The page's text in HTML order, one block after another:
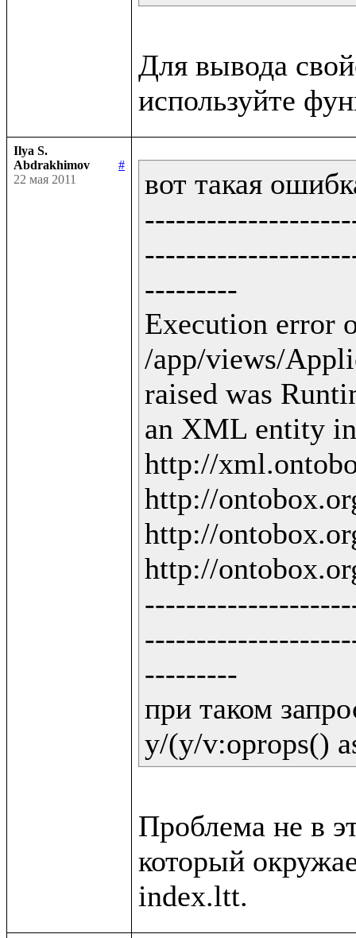
Для вывода
Ilya S.
Abdrakhimov
#
22 мая 2011
вот такая
---------
Execution error
/app/views/
raised was
an XML entity
http://
http://
http://
http://
---------
при таком
y/(y/v:oprops()
Проблема не в
который